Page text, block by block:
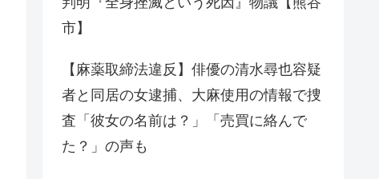
市】
【麻薬取締法違反】俳優の清水尋也容疑
者と同居の女逮捕、大麻使用の情報で捜
査「彼女の名前は？」「売買に絡んで
た？」の声も